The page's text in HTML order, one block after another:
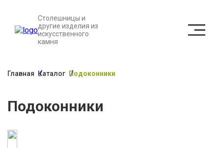
Столешницы и
другие изделия из
искусственного
камня
Главная Каталог Подоконники
Подоконники